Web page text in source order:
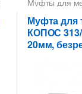
труб КОПОС
Муфта для
КОПОС
20мм,